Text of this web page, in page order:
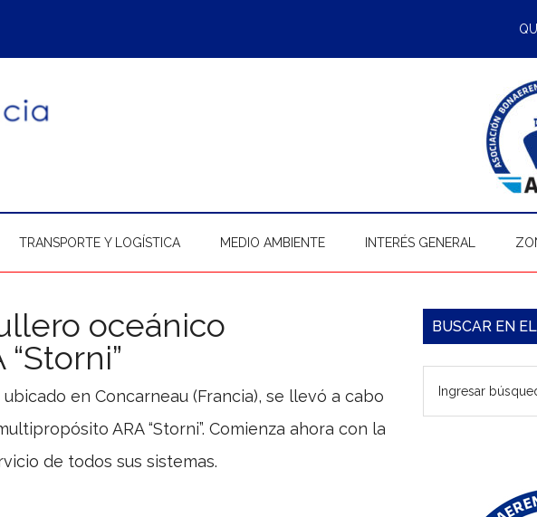
TRANSPORTE Y LOGÍSTICA MEDIO AMBIENTE INTERÉS GENERAL
oceánico
en Concarneau (Francia), se llevó a cabo
ARA “Storni”. Comienza ahora con la
de todos sus sistemas.
Barra
principal
BUSCAR EN
búsqueda…